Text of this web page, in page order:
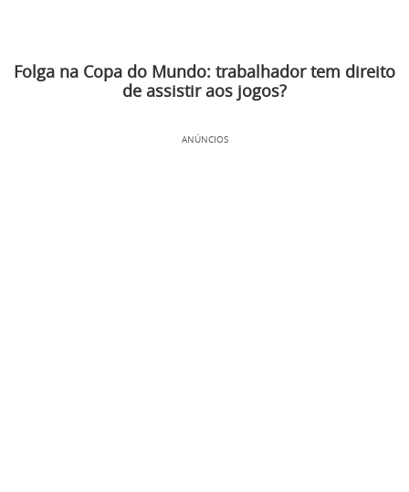
Folga na Copa do Mundo: trabalhador tem direito
de assistir aos jogos?
ANÚNCIOS